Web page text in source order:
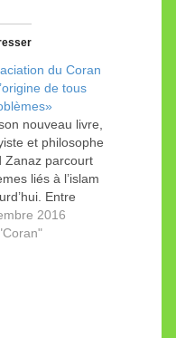
du Coran
de tous
nouveau livre,
et philosophe
Zanaz parcourt
liés à l’islam
Entre
et France, le
est sombre. Le
2016